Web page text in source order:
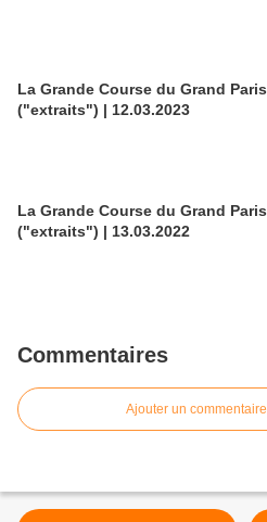
La Grande Course du Grand Paris
("extraits") | 12.03.2023
La Grande Course du Grand Paris
("extraits") | 13.03.2022
Commentaires
Ajouter un commentaire